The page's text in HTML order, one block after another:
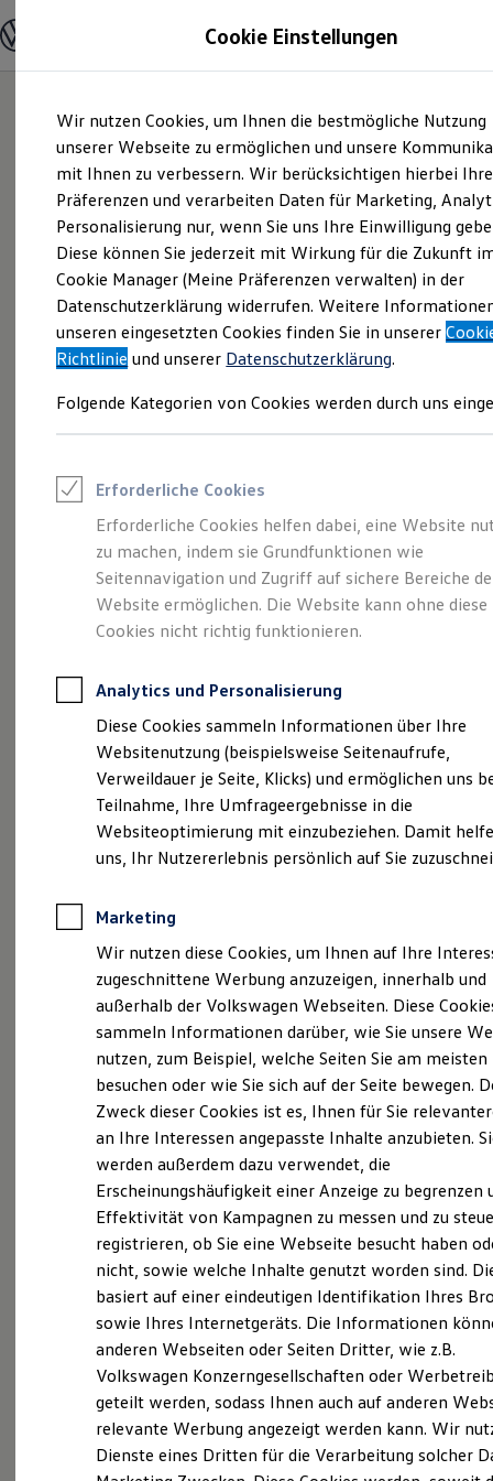
Hauptinhalt
springen
Footer
springen
Modelle und Konfigurator
Modelle vergleichen
Elektroautos
ENERGY Sondermodelle
Nutzfahrzeuge
SUV und CUV
Familienautos
Kombis
Kompaktwagen
Sportwagen
Schnell verfügbare Fahrzeuge
Angebote und Produkte
Aktuelle Angebote
E-Auto-Förderung
Volkswagen Marktplatz
Junge Gebrauchtwagen und Gebrauchtwagen
Saisonangebote
Leasing
Leasing-Angebote
Gebrauchtwagen Leasing
Junge Gebrauchtwagen-Leasing
Elektroauto Leasing
Kleinwagen-Leasing
Leasing ohne Anzahlung
Autokredit mit Schlussrate
Versicherungen und Garantien
Kfz-Versicherung
Restschuldversicherungen
Garantien
Wartungsverträge
Geschäftskunden
Professional Class bei Volkswagen
Großkunden
Behörden
Anpfiff zum Gewinn
Elektroautos
ID. Tutorials
Elektrofahrzeugkonzepte
Reichweite
Reichweite der ID. Modelle
Reichweite im Winter
Laden
Laden unterwegs
Laden Zuhause
Ladezeitensimulator
Batterie
Sicherheit
Garantie und Lebensdauer
Nachhaltigkeit
Technologie
Kosten und Kauf
Verbrauchskosten
Kaufoptionen
E-Auto-Förderung
Software und Konnektivität
Die ID. Software 6
ID. Software Versionen und Updates
Digitale Extras
Schnittstellen zu Ihrem ID.
Gepflegt, geprüft und
für gut befunden.
Volkswagen
Zertifizierte
Gebrauchtwagen.
(Impressum & Rechtliches)
Ganz selbstverständlich.Das
Gebrauchtwagen-
Leistungsversprechen.
Rundum sicher: der 360°Gebrauchtwagen-
Bevor ein VolkswagenZertifizierter
Gebrauchtwagenan unsere Kunden
übergeben wird, prüfen wir den Zustand
Cookie Einstellungen
Wir nutzen Cookies, um Ihnen die bestmögliche Nutzung
unserer Webseite zu ermöglichen und unsere
mit Ihnen zu verbessern. Wir berücksichtigen hierbei Ihre
Präferenzen und verarbeiten Daten für Marketing,
Personalisierung nur, wenn Sie uns Ihre Einwilligung
Diese können Sie jederzeit mit Wirkung für die Zukunft
Cookie Manager (Meine Präferenzen verwalten) in der
Datenschutzerklärung widerrufen. Weitere
unseren eingesetzten Cookies finden Sie in unserer
Richtlinie und unserer Datenschutzerklärung.
Folgende Kategorien von Cookies werden durch uns
Erforderliche Cookies
Erforderliche Cookies helfen dabei, eine Website
zu machen, indem sie Grundfunktionen wie
Seitennavigation und Zugriff auf sichere Bereiche
Website ermöglichen. Die Website kann ohne diese
Cookies nicht richtig funktionieren.
Analytics und Personalisierung
Diese Cookies sammeln Informationen über Ihre
Websitenutzung (beispielsweise Seitenaufrufe,
Verweildauer je Seite, Klicks) und ermöglichen uns
Teilnahme, Ihre Umfrageergebnisse in die
Websiteoptimierung mit einzubeziehen. Damit
uns, Ihr Nutzererlebnis persönlich auf Sie
Marketing
Wir nutzen diese Cookies, um Ihnen auf Ihre
zugeschnittene Werbung anzuzeigen, innerhalb und
außerhalb der Volkswagen Webseiten. Diese
sammeln Informationen darüber, wie Sie unsere
nutzen, zum Beispiel, welche Seiten Sie am meisten
besuchen oder wie Sie sich auf der Seite bewegen.
Zweck dieser Cookies ist es, Ihnen für Sie
an Ihre Interessen angepasste Inhalte anzubieten.
werden außerdem dazu verwendet, die
Erscheinungshäufigkeit einer Anzeige zu begrenzen
Effektivität von Kampagnen zu messen und zu
registrieren, ob Sie eine Webseite besucht haben
nicht, sowie welche Inhalte genutzt worden sind.
basiert auf einer eindeutigen Identifikation Ihres
sowie Ihres Internetgeräts. Die Informationen
anderen Webseiten oder Seiten Dritter, wie z.B.
Volkswagen Konzerngesellschaften oder
geteilt werden, sodass Ihnen auch auf anderen
relevante Werbung angezeigt werden kann. Wir
Dienste eines Dritten für die Verarbeitung solcher